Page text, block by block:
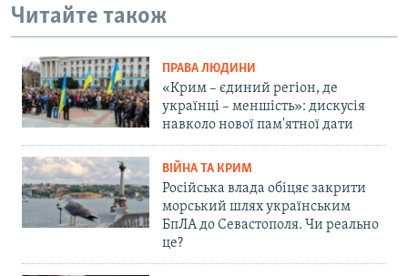
Читайте також
ПРАВА ЛЮДИНИ
«Крим – єдиний регіон, де
українці – меншість»: дискусія
навколо нової пам'ятної дати
ВІЙНА ТА КРИМ
Російська влада обіцяє закрити
морський шлях українським
БпЛА до Севастополя. Чи реально
це?